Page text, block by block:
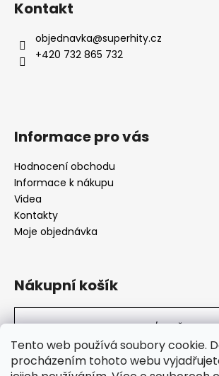
Tento web používá soubory cookie.
procházením tohoto webu
Kontakt
objednavka@superhity.cz
+420 732 865 732
Informace pro vás
Hodnocení obchodu
Informace k nákupu
Videa
Kontakty
Moje objednávka
Nákupní košík
0KS /0 KČ